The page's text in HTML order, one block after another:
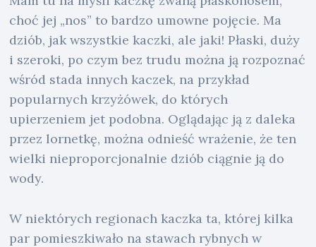
choć jej „nos” to bardzo umowne pojęcie. Ma
dziób, jak wszystkie kaczki, ale jaki! Płaski, duży
i szeroki, po czym bez trudu można ją rozpoznać
wśród stada innych kaczek, na przykład
popularnych krzyżówek, do których
upierzeniem jet podobna. Oglądając ją z daleka
przez lornetkę, można odnieść wrażenie, że ten
wielki nieproporcjonalnie dziób ciągnie ją do
wody.
W niektórych regionach kaczka ta, której kilka
par pomieszkiwało na stawach rybnych w